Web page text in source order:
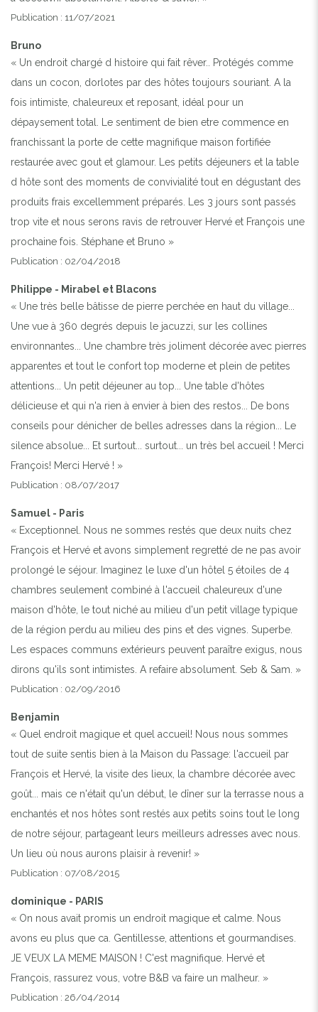
Publication : 11/07/2021
Bruno
« Un endroit chargé d histoire qui fait rêver.. Protégés comme
dans un cocon, dorlotes par des hôtes toujours souriant. A la
fois intimiste, chaleureux et reposant, idéal pour un
dépaysement total. Le sentiment de bien etre commence en
franchissant la porte de cette magnifique maison fortifiée
restaurée avec gout et glamour. Les petits déjeuners et la table
d hôte sont des moments de convivialité tout en dégustant des
produits frais excellemment préparés. Les 3 jours sont passés
trop vite et nous serons ravis de retrouver Hervé et François une
prochaine fois. Stéphane et Bruno »
Publication : 02/04/2018
Philippe - Mirabel et Blacons
« Une très belle bâtisse de pierre perchée en haut du village...
Une vue à 360 degrés depuis le jacuzzi, sur les collines
environnantes... Une chambre très joliment décorée avec pierres
apparentes et tout le confort top moderne et plein de petites
attentions... Un petit déjeuner au top... Une table d'hôtes
délicieuse et qui n'a rien à envier à bien des restos... De bons
conseils pour dénicher de belles adresses dans la région... Le
silence absolue... Et surtout... surtout... un très bel accueil ! Merci
François! Merci Hervé ! »
Publication : 08/07/2017
Samuel - Paris
« Exceptionnel. Nous ne sommes restés que deux nuits chez
François et Hervé et avons simplement regretté de ne pas avoir
prolongé le séjour. Imaginez le luxe d'un hôtel 5 étoiles de 4
chambres seulement combiné à l'accueil chaleureux d'une
maison d'hôte, le tout niché au milieu d'un petit village typique
de la région perdu au milieu des pins et des vignes. Superbe.
Les espaces communs extérieurs peuvent paraître exigus, nous
dirons qu'ils sont intimistes. A refaire absolument. Seb & Sam. »
Publication : 02/09/2016
Benjamin
« Quel endroit magique et quel accueil! Nous nous sommes
tout de suite sentis bien à la Maison du Passage: l'accueil par
François et Hervé, la visite des lieux, la chambre décorée avec
goût... mais ce n'était qu'un début, le dîner sur la terrasse nous a
enchantés et nos hôtes sont restés aux petits soins tout le long
de notre séjour, partageant leurs meilleurs adresses avec nous.
Un lieu où nous aurons plaisir à revenir! »
Publication : 07/08/2015
dominique - PARIS
« On nous avait promis un endroit magique et calme. Nous
avons eu plus que ca. Gentillesse, attentions et gourmandises.
JE VEUX LA MEME MAISON ! C'est magnifique. Hervé et
François, rassurez vous, votre B&B va faire un malheur. »
Publication : 26/04/2014